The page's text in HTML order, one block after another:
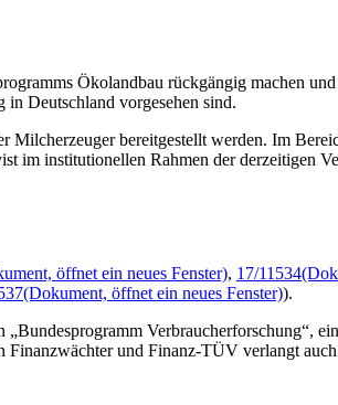
Ökolandbau rückgängig machen
Deutschland vorgesehen sind.
bereitgestellt werden. Im
im institutionellen Rahmen der derzeitigen
öffnet ein neues Fenster), 17/11534
(Dokument, öffnet ein neues Fenster)).
Verbraucherforschung“,
und Finanz-TÜV verlangt